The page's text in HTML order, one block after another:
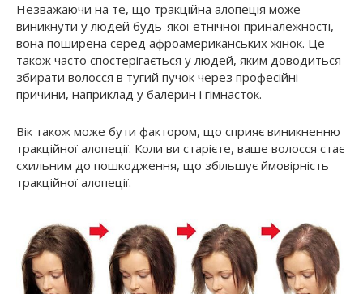
Незважаючи на те, що тракційна алопеція може
виникнути у людей будь-якої етнічної приналежності,
вона поширена серед афроамериканських жінок. Це
також часто спостерігається у людей, яким доводиться
збирати волосся в тугий пучок через професійні
причини, наприклад у балерин і гімнасток.
Вік також може бути фактором, що сприяє виникненню
тракційної алопеції. Коли ви старієте, ваше волосся стає
схильним до пошкодження, що збільшує ймовірність
тракційної алопеції.